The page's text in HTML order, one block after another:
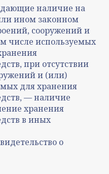
наличие на
ином законном
сооружений и
числе используемых
при отсутствии
и (или)
для хранения
— наличие
хранения
в иных
о